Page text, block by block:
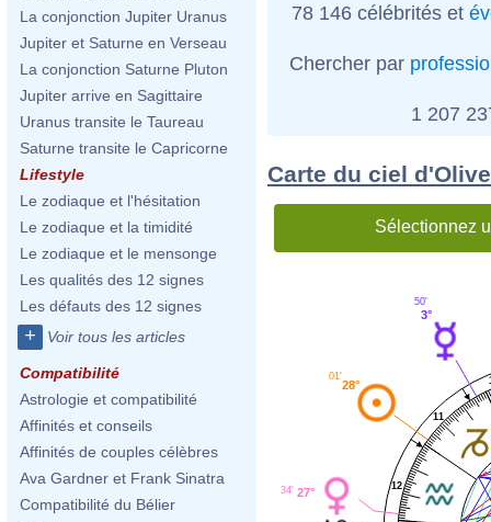
La conjonction Jupiter Uranus
Jupiter et Saturne en Verseau
La conjonction Saturne Pluton
Jupiter arrive en Sagittaire
Uranus transite le Taureau
Saturne transite le Capricorne
Lifestyle
Le zodiaque et l'hésitation
Le zodiaque et la timidité
Le zodiaque et le mensonge
Les qualités des 12 signes
Les défauts des 12 signes
+ Voir tous les articles
Compatibilité
Astrologie et compatibilité
Affinités et conseils
Affinités de couples célèbres
Ava Gardner et Frank Sinatra
Compatibilité du Bélier
78 146 célébrités et
Chercher par
1 207
Carte du ciel
Sélectionnez
11
12
3°
50'
28°
01'
27°
34'